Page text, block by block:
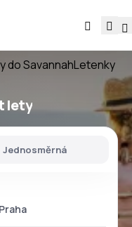
do SavannahLetenky
lety
Jednosměrná